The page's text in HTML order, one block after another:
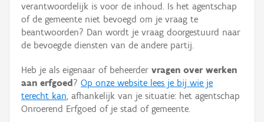
Gebeurtenis
Persoon of collectief
Hergebruik
Aanmelden
verantwoordelijk is voor de inhoud. Is het agentschap
of de gemeente niet bevoegd om je vraag te
beantwoorden? Dan wordt je vraag doorgestuurd naar
de bevoegde diensten van de andere partij.
Heb je als eigenaar of beheerder vragen over werken
aan erfgoed ? Op onze website lees je bij wie je
terecht kan, afhankelijk van je situatie: het agentschap
Onroerend Erfgoed of je stad of gemeente.